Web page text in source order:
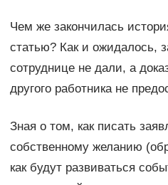
Чем же закончилась
статью? Как и ожидалось,
сотруднице не дали, а
другого работника не
Зная о том, как писать
собственному желанию
как будут развиваться